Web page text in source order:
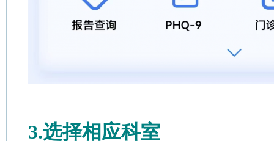
3.选择相应科室